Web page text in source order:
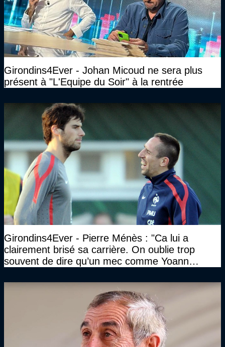
Girondins4Ever - Johan Micoud ne sera plus
présent à "L'Equipe du Soir" à la rentrée
Girondins4Ever - Pierre Ménès : "Ca lui a
clairement brisé sa carrière. On oublie trop
souvent de dire qu’un mec comme Yoann